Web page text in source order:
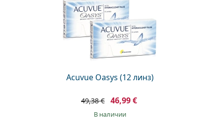
Acuvue Oasys (12 линз)
49,38 € 46,99 €
в наличии